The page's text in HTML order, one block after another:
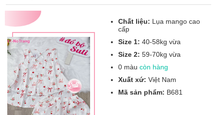
Chất liệu: Lụa mango cao
cấp
Size 1: 40-58kg vừa
Size 2: 59-70kg vừa
0 màu còn hàng
Xuất xứ: Việt Nam
Mã sản phẩm: B681